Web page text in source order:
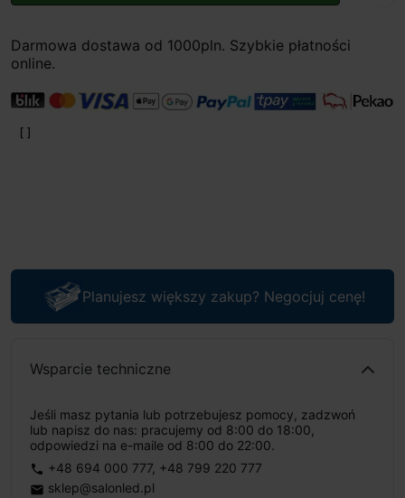
Darmowa dostawa od 1000pln. Szybkie płatności
online.
Planujesz większy zakup? Negocjuj cenę!
Wsparcie techniczne
Jeśli masz pytania lub potrzebujesz pomocy, zadzwoń
lub napisz do nas: pracujemy od 8:00 do 18:00,
odpowiedzi na e-maile od 8:00 do 22:00.
phone +48 694 000 777, +48 799 220 777
email sklep@salonled.pl